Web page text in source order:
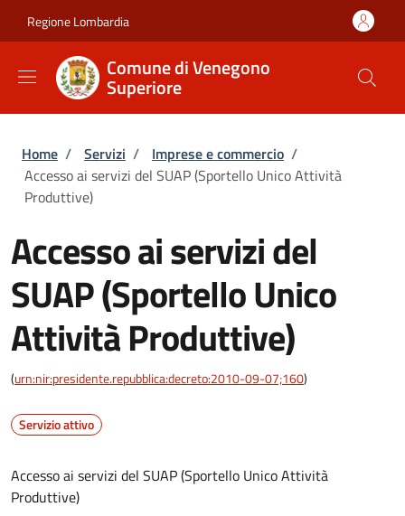
Regione Lombardia
Comune di Venegono
Superiore
Briciole di pane
Home / Servizi / Imprese e commercio /
Accesso ai servizi del SUAP (Sportello Unico Attività
Produttive)
Accesso ai servizi del
SUAP (Sportello Unico
Attività Produttive)
(urn:nir:presidente.repubblica:decreto:2010-09-07;160)
Servizio attivo
Accesso ai servizi del SUAP (Sportello Unico Attività
Produttive)